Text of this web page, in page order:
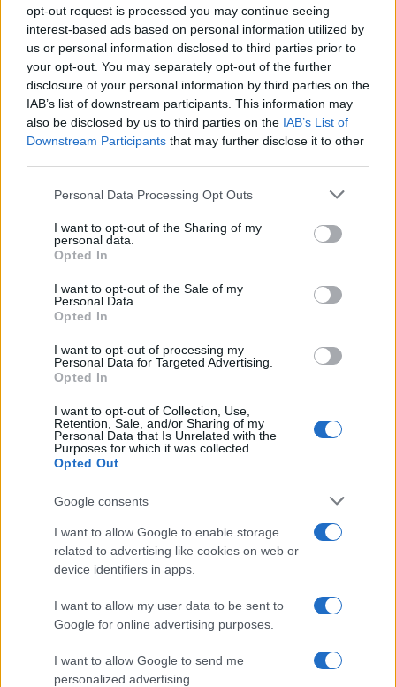
opt-out request is processed you may continue seeing
interest-based ads based on personal information utilized by
us or personal information disclosed to third parties prior to
your opt-out. You may separately opt-out of the further
disclosure of your personal information by third parties on the
IAB’s list of downstream participants. This information may
also be disclosed by us to third parties on the IAB’s List of
Downstream Participants that may further disclose it to other
Please note that this website/app uses one or more Google
not limited to your visit or usage behaviour. You may click to
grant or deny consent to Google and its third-party tags to
use your data for below specified purposes in below Google
consent section.
Personal Data Processing Opt Outs
I want to opt-out of the Sharing of my
personal data.
Opted In
I want to opt-out of the Sale of my
Personal Data.
Opted In
I want to opt-out of processing my
Personal Data for Targeted Advertising.
Opted In
I want to opt-out of Collection, Use,
Retention, Sale, and/or Sharing of my
Personal Data that Is Unrelated with the
Purposes for which it was collected.
Opted Out
Google consents
I want to allow Google to enable storage
related to advertising like cookies on web or
device identifiers in apps.
I want to allow my user data to be sent to
Google for online advertising purposes.
I want to allow Google to send me
personalized advertising.
Don Antonio Mazzi: l’ultimo saluto a Milano tra
emozioni e canti
NEWS
Bocciature scolastiche: i casi giudiziari che hanno
fatto discutere